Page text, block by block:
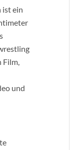
ist ein
Film,
und